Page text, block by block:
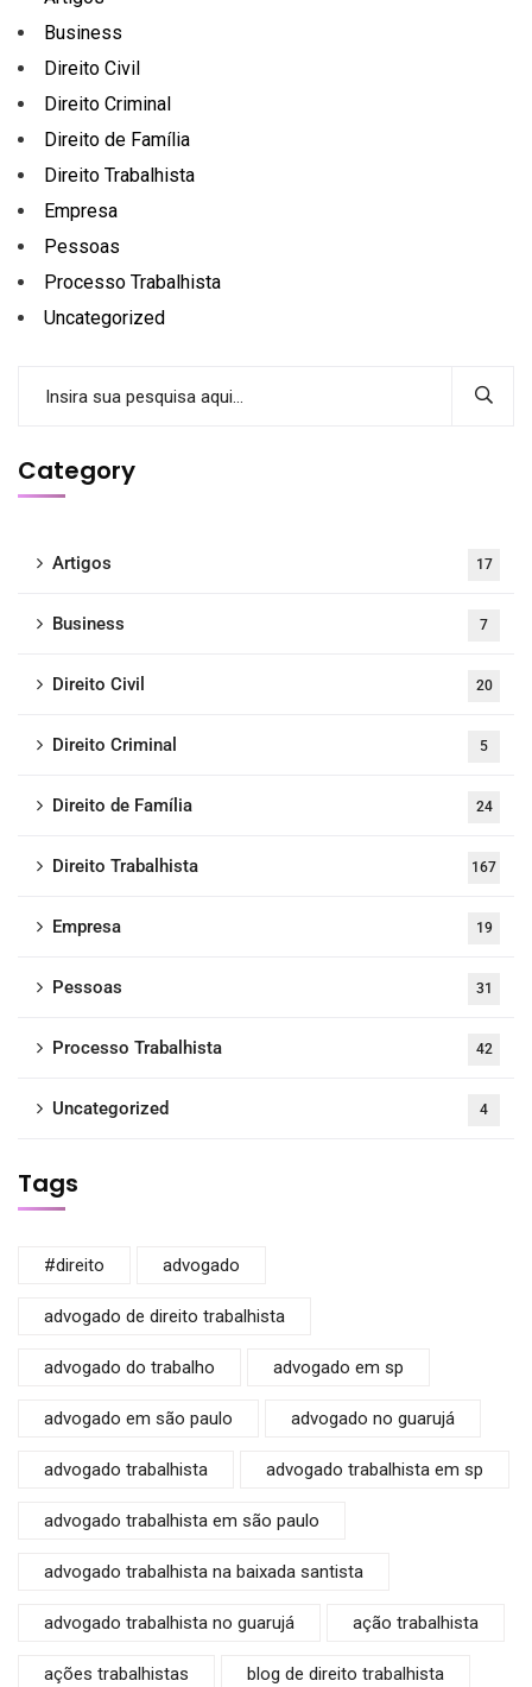
Business
Direito Civil
Direito Criminal
Direito de Família
Direito Trabalhista
Empresa
Pessoas
Processo Trabalhista
Uncategorized
Category
Artigos 17
Business 7
Direito Civil 20
Direito Criminal 5
Direito de Família 24
Direito Trabalhista 167
Empresa 19
Pessoas 31
Processo Trabalhista 42
Uncategorized 4
Tags
#direito advogado
advogado de direito trabalhista
advogado do trabalho advogado em sp
advogado em são paulo advogado no guarujá
advogado trabalhista advogado trabalhista em sp
advogado trabalhista em são paulo
advogado trabalhista na baixada santista
advogado trabalhista no guarujá ação trabalhista
ações trabalhistas blog de direito trabalhista